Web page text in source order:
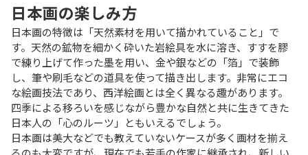
日本画の楽しみ方
日本画の特徴は「天然素材を用いて描かれていること」で
す。天然の鉱物を細かく砕いた岩絵具を水に溶き、すすを膠
で練り上げて作った墨を用い、金や銀などの「箔」で装飾
し、筆や刷毛などの道具を使って描き出します。非常にエコ
な絵画技法であり、西洋絵画とは全く異なる趣があります。
四季による移ろいを感じながら豊かな自然と共に生きてきた
日本人の「心のルーツ」ともいえるでしょう。
日本画は美大などでも教えていないケースが多く画材を揃え